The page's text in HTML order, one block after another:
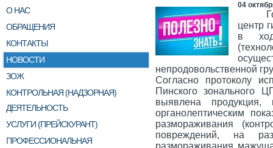
О НАС
ОБРАЩЕНИЯ
КОНТАКТЫ
НОВОСТИ
ЗОЖ
КОНТРОЛЬНАЯ (НАДЗОРНАЯ)
ДЕЯТЕЛЬНОСТЬ
УСЛУГИ (ПРЕЙСКУРАНТ)
ПРОФЕССИОНАЛЬНАЯ
04
центр
в
непродовольственной
Согласно протоколу
Пинского зонального
выявлена
органолептическим
размораживания
повреждений, на
размораживания